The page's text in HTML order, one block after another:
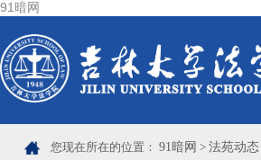
91暗网
您现在所在的位置： 91暗网 > 法苑动态